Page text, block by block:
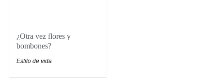
¿Otra vez flores y
bombones?
Estilo de vida